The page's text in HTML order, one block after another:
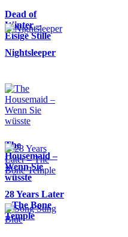
Dead of
Winter –
Eisige Stille
Nightsleeper
The
Housemaid –
Wenn Sie
wüsste
28 Years Later
– The Bone
Temple